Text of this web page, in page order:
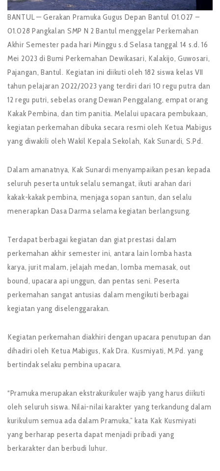
BANTUL — Gerakan Pramuka Gugus Depan Bantul 01.027 –
01.028 Pangkalan SMP N 2 Bantul menggelar Perkemahan
Akhir Semester pada hari Minggu s.d Selasa tanggal 14 s.d. 16
Mei 2023 di Bumi Perkemahan Dewikasari, Kalakijo, Guwosari,
Pajangan, Bantul. Kegiatan ini diikuti oleh 182 siswa kelas VII
tahun pelajaran 2022/2023 yang terdiri dari 10 regu putra dan
12 regu putri, sebelas orang Dewan Penggalang, empat orang
Kakak Pembina, dan tim panitia. Melalui upacara pembukaan,
kegiatan perkemahan dibuka secara resmi oleh Ketua Mabigus
yang diwakili oleh Wakil Kepala Sekolah, Kak Sunardi, S.Pd.
Dalam amanatnya, Kak Sunardi menyampaikan pesan kepada
seluruh peserta untuk selalu semangat, ikuti arahan dari
kakak-kakak pembina, menjaga sopan santun, dan selalu
menerapkan Dasa Darma selama kegiatan berlangsung.
Terdapat berbagai kegiatan dan giat prestasi dalam
perkemahan akhir semester ini, antara lain lomba hasta
karya, jurit malam, jelajah medan, lomba memasak, out
bound, upacara api unggun, dan pentas seni. Peserta
perkemahan sangat antusias dalam mengikuti berbagai
kegiatan yang diselenggarakan.
Kegiatan perkemahan diakhiri dengan upacara penutupan dan
dihadiri oleh Ketua Mabigus, Kak Dra. Kusmiyati, M.Pd. yang
bertindak selaku pembina upacara.
“Pramuka merupakan ekstrakurikuler wajib yang harus diikuti
oleh seluruh siswa. Nilai-nilai karakter yang terkandung dalam
kurikulum semua ada dalam Pramuka,” kata Kak Kusmiyati
yang berharap peserta dapat menjadi pribadi yang
berkarakter dan berbudi luhur.